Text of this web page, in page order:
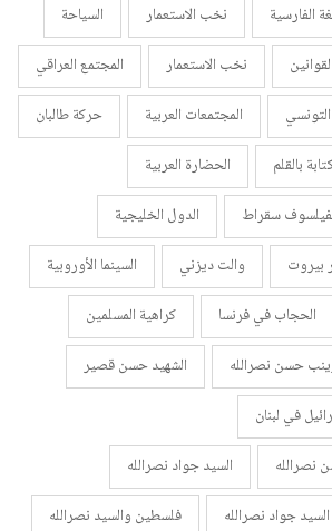
الفارسية نخب الاستعمار
السياحة
القوانين نخب الاستعمار
المجتمع العراقي
المجتمعات العربية
حركة طالبان
بالقلم
الحضارة العربية
سقراط
الدول الخليجية
بيروت والت ديزني
السينما الأوروبية
الحجاب في فرنسا
كراهية المسلمين
حسن نصرالله
الشهيد حسن قصير
في لبنان
نصرالله
السيد جواد نصرالله
السيد جواد نصرالله
فلسطين والسيد نصرالله